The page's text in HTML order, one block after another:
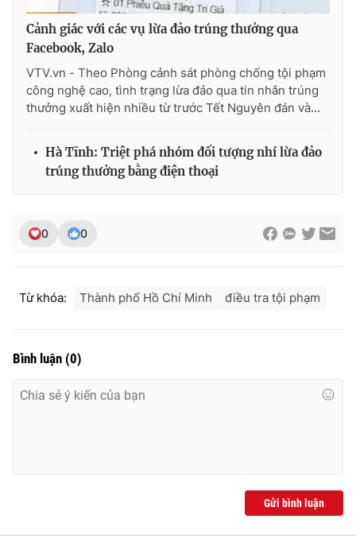
THỜI BÁO VTV
Theo dõi báo trên
Giấy phép hoạt động báo in và báo điện tử số 483/GP-BTTTT
Phó Tổng Biên tập: Nguyễn Thị Mỹ Hạnh, Phạm Quốc Thắng,
Ðiện thoại Thời báo VTV:
toasoan@vtv.vn
Cảnh giác với các vụ lừa đảo trúng thưởng qua
Facebook, Zalo
VTV.vn - Theo Phòng cảnh sát phòng chống tội phạm
công nghệ cao, tình trạng lừa đảo qua tin nhắn trúng
thưởng xuất hiện nhiều từ trước Tết Nguyên đán và...
Hà Tĩnh: Triệt phá nhóm đối tượng nhí lừa đảo
trúng thưởng bằng điện thoại
0 0
Từ khóa: Thành phố Hồ Chí Minh điều tra tội phạm
Bình luận (0)
Gửi bình luận